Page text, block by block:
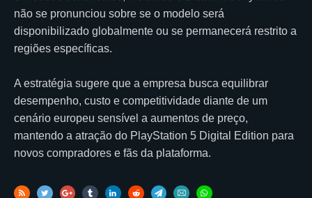
não se pronunciou sobre se o modelo será
disponibilizado globalmente ou se permanecerá restrito a
regiões específicas.
A estratégia sugere que a empresa busca equilibrar
desempenho, custo e competitividade diante de um
cenário europeu sensível a aumentos de preço,
mantendo a atração do PlayStation 5 Digital Edition para
novos compradores e fãs da plataforma.